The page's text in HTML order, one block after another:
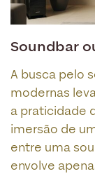
Soundbar
A busca pelo
modernas
a praticidade
imersão de
entre uma
envolve